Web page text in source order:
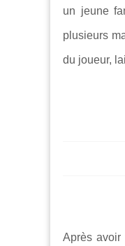
un jeune
plusieurs
du joueur,
Après